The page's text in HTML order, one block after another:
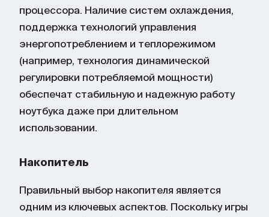
процессора. Наличие систем охлаждения,
поддержка технологий управления
энергопотреблением и теплорежимом
(например, технология динамической
регулировки потребляемой мощности)
обеспечат стабильную и надежную работу
ноутбука даже при длительном
использовании.
Накопитель
Правильный выбор накопителя является
одним из ключевых аспектов. Поскольку игры